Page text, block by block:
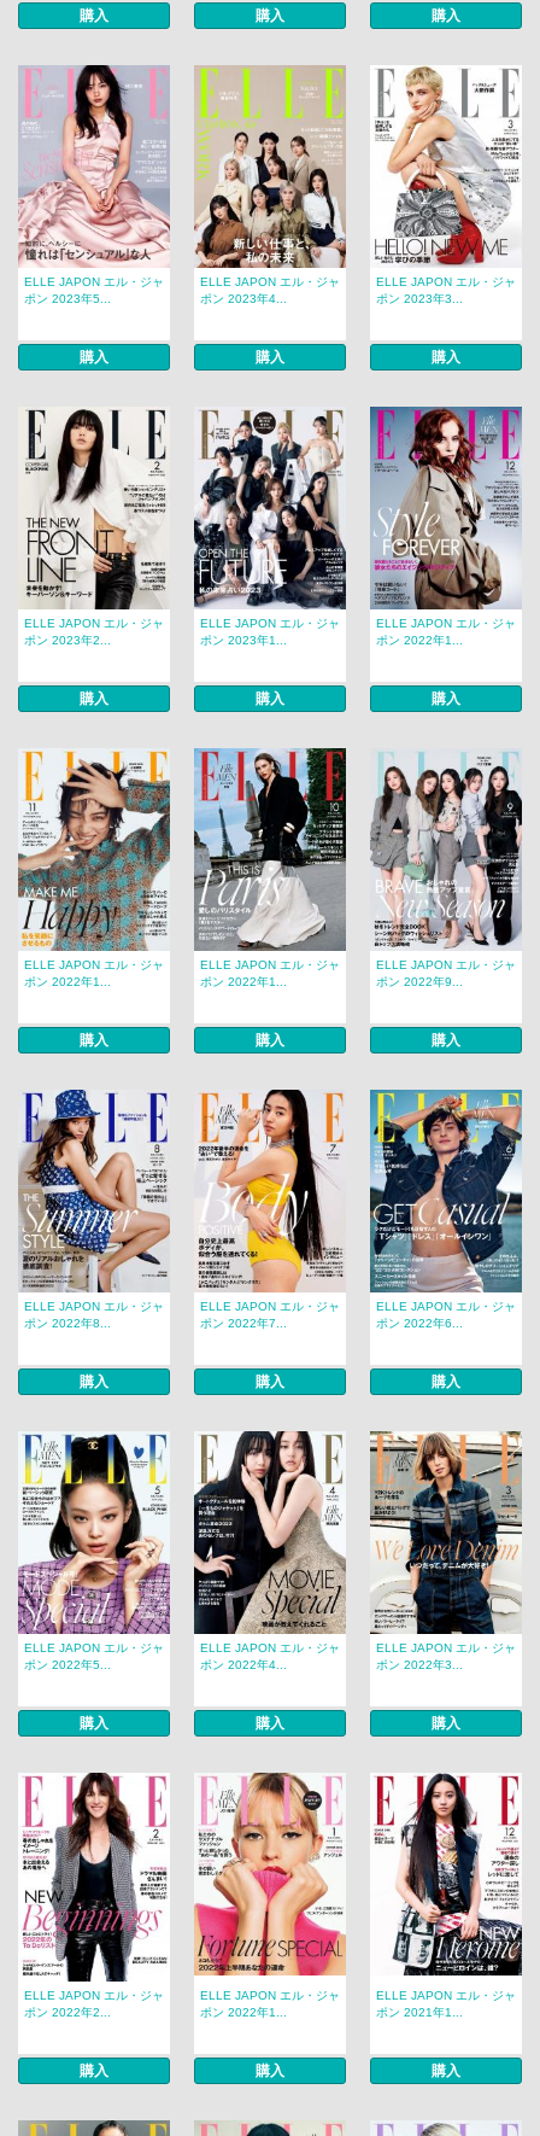
購入 購入 購入
ELLE JAPON エル・ジャ
ポン 2023年5...
購入
ELLE JAPON エル・ジャ
ポン 2023年4...
購入
ELLE JAPON エル・ジャ
ポン 2023年3...
購入
ELLE JAPON エル・ジャ
ポン 2023年2...
購入
ELLE JAPON エル・ジャ
ポン 2023年1...
購入
ELLE JAPON エル・ジャ
ポン 2022年1...
購入
ELLE JAPON エル・ジャ
ポン 2022年1...
購入
ELLE JAPON エル・ジャ
ポン 2022年1...
購入
ELLE JAPON エル・ジャ
ポン 2022年9...
購入
ELLE JAPON エル・ジャ
ポン 2022年8...
購入
ELLE JAPON エル・ジャ
ポン 2022年7...
購入
ELLE JAPON エル・ジャ
ポン 2022年6...
購入
ELLE JAPON エル・ジャ
ポン 2022年5...
購入
ELLE JAPON エル・ジャ
ポン 2022年4...
購入
ELLE JAPON エル・ジャ
ポン 2022年3...
購入
ELLE JAPON エル・ジャ
ポン 2022年2...
購入
ELLE JAPON エル・ジャ
ポン 2022年1...
購入
ELLE JAPON エル・ジャ
ポン 2021年1...
購入